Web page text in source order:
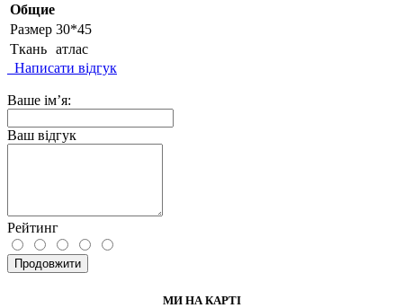
Общие
Размер 30*45
Ткань атлас
Написати відгук
Ваше ім’я:
Ваш відгук
Рейтинг
Продовжити
МИ НА КАРТІ